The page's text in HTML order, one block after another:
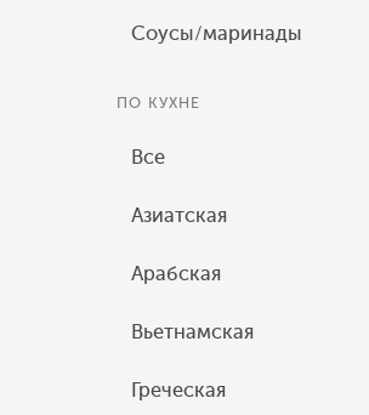
Соусы/маринады
ПО КУХНЕ
Все
Азиатская
Арабская
Вьетнамская
Греческая